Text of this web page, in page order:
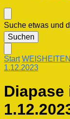
Suchst
du
nach
Suche etwas und
Start WEISHEITEN
1.12.2023
Diapase